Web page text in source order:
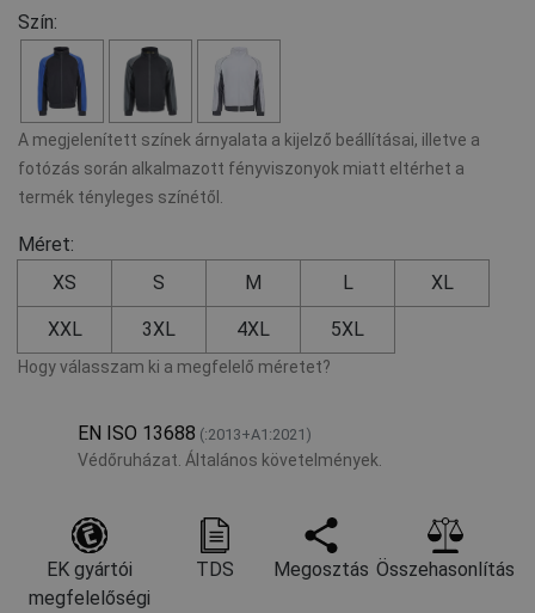
Szín:
A megjelenített színek árnyalata a kijelző beállításai, illetve a
fotózás során alkalmazott fényviszonyok miatt eltérhet a
termék tényleges színétől.
Méret:
XS
S M L XL
XXL 3XL 4XL 5XL
Hogy válasszam ki a megfelelő méretet?
EN ISO 13688 (:2013+A1:2021)
Védőruházat. Általános követelmények.
EK gyártói
megfelelőségi
TDS Megosztás Összehasonlítás